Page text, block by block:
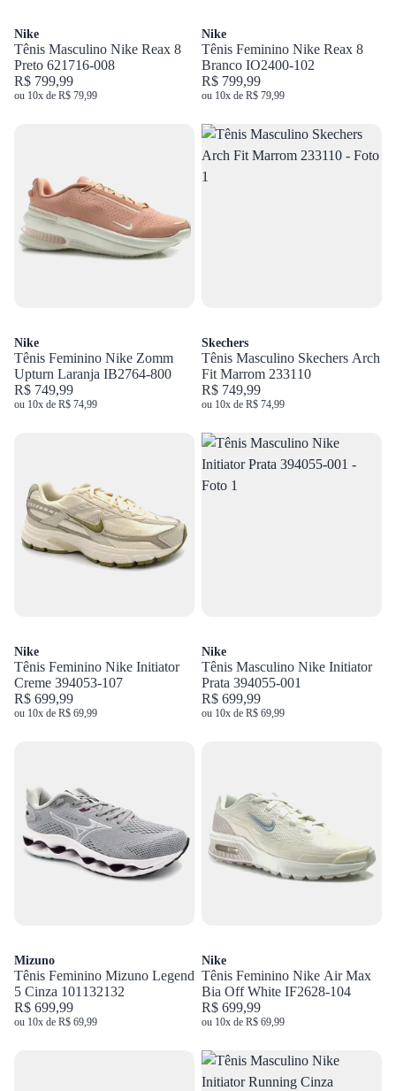
Nike
Tênis Masculino Nike Reax 8
Preto 621716-008
R$ 799,99
ou 10x de R$ 79,99
Nike
Tênis Feminino Nike Reax 8
Branco IO2400-102
R$ 799,99
ou 10x de R$ 79,99
Nike
Tênis Feminino Nike Zomm
Upturn Laranja IB2764-800
R$ 749,99
ou 10x de R$ 74,99
Skechers
Tênis Masculino Skechers Arch
Fit Marrom 233110
R$ 749,99
ou 10x de R$ 74,99
Nike
Tênis Feminino Nike Initiator
Creme 394053-107
R$ 699,99
ou 10x de R$ 69,99
Nike
Tênis Masculino Nike Initiator
Prata 394055-001
R$ 699,99
ou 10x de R$ 69,99
Mizuno
Tênis Feminino Mizuno Legend
5 Cinza 101132132
R$ 699,99
ou 10x de R$ 69,99
Nike
Tênis Feminino Nike Air Max
Bia Off White IF2628-104
R$ 699,99
ou 10x de R$ 69,99